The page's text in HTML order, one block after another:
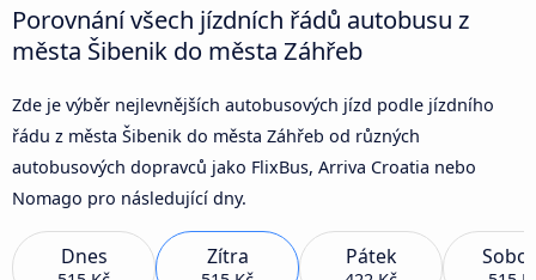
Porovnání všech jízdních řádů autobusu z
města Šibenik do města Záhřeb
Zde je výběr nejlevnějších autobusových jízd podle jízdního
řádu z města Šibenik do města Záhřeb od různých
autobusových dopravců jako FlixBus, Arriva Croatia nebo
Nomago pro následující dny.
Dnes Zítra Pátek